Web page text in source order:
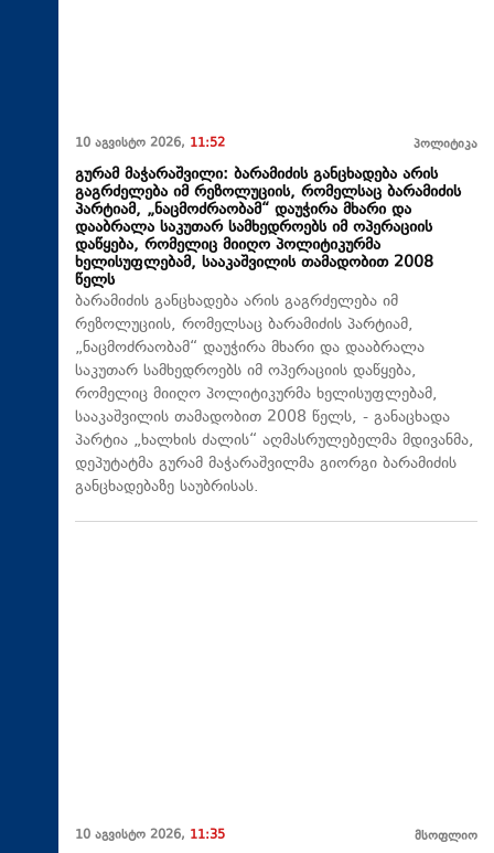
10 აგვისტო 2026, 11:52 პოლიტიკა
გურამ მაჭარაშვილი: ბარამიძის განცხადება არის
გაგრძელება იმ რეზოლუციის, რომელსაც ბარამიძის
პარტიამ, „ნაცმოძრაობამ“ დაუჭირა მხარი და
დააბრალა საკუთარ სამხედროებს იმ ოპერაციის
დაწყება, რომელიც მიიღო პოლიტიკურმა
ხელისუფლებამ, სააკაშვილის თამადობით 2008
წელს
ბარამიძის განცხადება არის გაგრძელება იმ
რეზოლუციის, რომელსაც ბარამიძის პარტიამ,
„ნაცმოძრაობამ“ დაუჭირა მხარი და დააბრალა
საკუთარ სამხედროებს იმ ოპერაციის დაწყება,
რომელიც მიიღო პოლიტიკურმა ხელისუფლებამ,
სააკაშვილის თამადობით 2008 წელს, - განაცხადა
პარტია „ხალხის ძალის“ აღმასრულებელმა მდივანმა,
დეპუტატმა გურამ მაჭარაშვილმა გიორგი ბარამიძის
განცხადებაზე საუბრისას.
10 აგვისტო 2026, 11:35 მსოფლიო